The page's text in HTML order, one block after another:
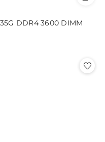
DDR4 3600 DIMM